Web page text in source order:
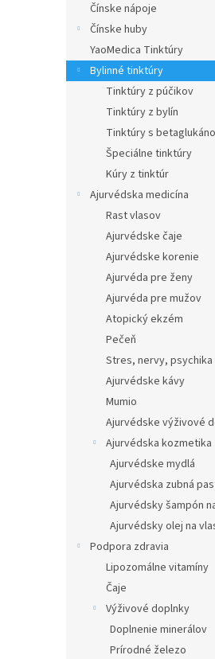
Čínske nápoje
Čínske huby
YaoMedica Tinktúry
Bylinné tinktúry
Tinktúry z púčikov
Tinktúry z bylín
Tinktúry s
Špeciálne tinktúry
Kúry z tinktúr
Ajurvédska medicína
Rast vlasov
Ajurvédske čaje
Ajurvédske korenie
Ajurvéda pre ženy
Ajurvéda pre mužov
Atopický ekzém
Pečeň
Stres, nervy, psychika
Ajurvédske kávy
Mumio
Ajurvédske výživové
Ajurvédska kozmetika
Ajurvédske mydlá
Ajurvédska zubná
Ajurvédsky šampón
Ajurvédsky olej na
Podpora zdravia
Lipozomálne vitamíny
Čaje
Výživové doplnky
Doplnenie minerálov
Prírodné železo